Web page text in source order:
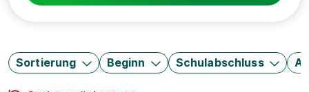
Sortierung Beginn Schulabschluss